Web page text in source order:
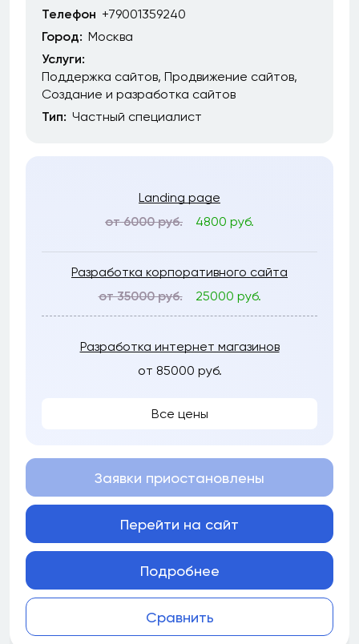
Телефон +79001359240
Город: Москва
Услуги:
Поддержка сайтов Продвижение сайтов
Создание и разработка сайтов
Тип: Частный специалист
Landing page
от 6000 руб.
4800 руб.
Разработка корпоративного сайта
от 35000 руб.
25000 руб.
Разработка интернет магазинов
от 85000 руб.
Все цены
Сравнить
Заявки приостановлены
Перейти на сайт
Подробнее